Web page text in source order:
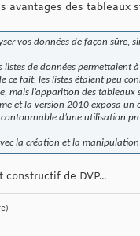
des tableaux
vos données de façon sûre,
de données permettaient
ce fait, les listes étaient peu
mais l’apparition des
et la version 2010 exposa
d’une utilisation
la création et la
de DVP...